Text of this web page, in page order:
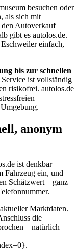
besuchen oder
als sich mit
den Autoverkauf
gibt es autolos.de.
einfach,
bis zur schnellen
Service ist vollständig
risikofrei. autolos.de
anonym
ist denkbar
Fahrzeug ein, und
Schätzwert – ganz
Marktdaten.
die
– natürlich